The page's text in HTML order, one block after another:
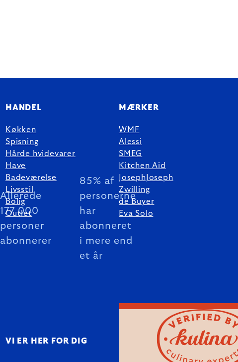
Allerede
177 000
personer
abonnerer
85% af
personerne
har
abonneret
i mere end
et år
HANDEL
Køkken
Spisning
Hårde hvidevarer
Have
Badeværelse
Livsstil
Bolig
Outlet
MÆRKER
WMF
Alessi
SMEG
Kitchen Aid
JosephJoseph
Zwilling
de Buyer
Eva Solo
VI ER HER FOR DIG